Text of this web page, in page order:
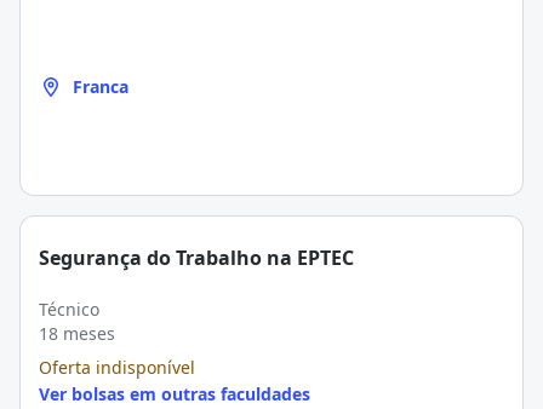
Franca
Segurança do Trabalho na EPTEC
Técnico
18 meses
Oferta indisponível
Ver bolsas em outras faculdades